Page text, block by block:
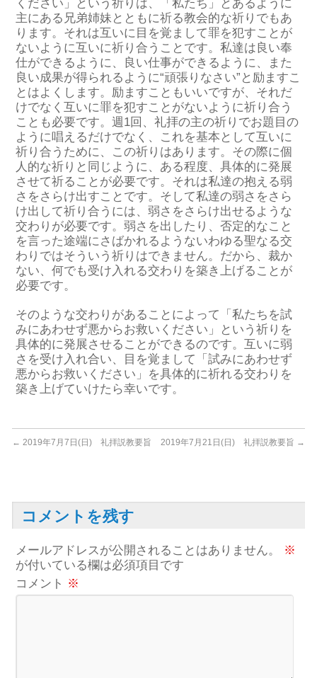
ください」という祈りは、「私たち」とあるように
主にある兄弟姉妹とともに祈る教会的な祈りでもあ
ります。それは互いに目を覚まして罪を犯すことが
ないように互いに祈り合うことです。私達は良い奉
仕ができるように、良い仕事ができるように、また
良い成果が得られるように“頑張りなさい”と励ますこ
とはよくします。励ますこともいいですが、それだ
けでなく互いに罪を犯すことがないように祈り合う
ことも必要です。週1回、礼拝の主の祈りでお題目の
ように唱えるだけでなく、これを基本として互いに
祈り合うために、この祈りはあります。その際に個
人的な祈りと同じように、ある程度、具体的に発展
させて祈ることが必要です。それは私達の抱える弱
さをさらけ出すことです。そして私達の弱さをさら
け出して祈り合うには、弱さをさらけ出せるような
交わりが必要です。弱さを出したり、否定的なこと
を言った途端にさばかれるようないわゆる聖なる交
わりではそういう祈りはできません。だから、裁か
ない、何でも受け入れる交わりを築き上げることが
必要です。
そのような交わりがあることによって「私たちを試
みにあわせず悪からお救いください」という祈りを
具体的に発展させることができるのです。互いに弱
さを受け入れ合い、目を覚まして「試みにあわせず
悪からお救いください」を具体的に祈れる交わりを
築き上げていけたら幸いです。
← 2019年7月7日(日) 礼拝説教要旨 2019年7月21日(日) 礼拝説教要旨 →
コメントを残す
メールアドレスが公開されることはありません。
※
が付いている欄は必須項目です
コメント ※